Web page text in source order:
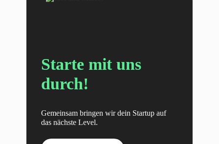
Starte mit uns
durch!
Gemeinsam bringen wir dein Startup auf
das nächste Level.